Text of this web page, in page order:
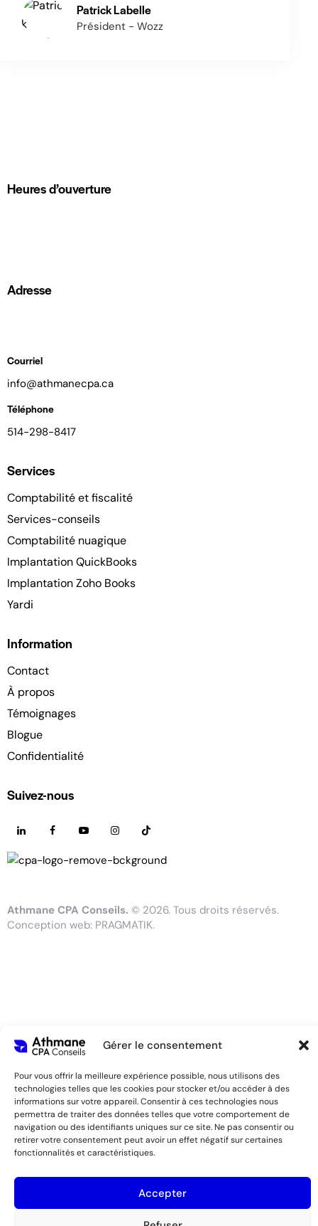
Gérer le consentement
Pour vous offrir la meilleure expérience possible, nous utilisons des
technologies telles que les cookies pour stocker et/ou accéder à des
informations sur votre appareil. Consentir à ces technologies nous
permettra de traiter des données telles que votre comportement de
navigation ou des identifiants uniques sur ce site. Ne pas consentir ou
retirer votre consentement peut avoir un effet négatif sur certaines
fonctionnalités et caractéristiques.
Accepter
Patrick Labelle
Président - Wozz
Heures d’ouverture
Adresse
Courriel
info@athmanecpa.ca
Téléphone
514-298-8417
Services
Comptabilité et fiscalité
Services-conseils
Comptabilité nuagique
Implantation QuickBooks
Implantation Zoho Books
Yardi
Information
Contact
À propos
Témoignages
Blogue
Confidentialité
Suivez-nous
Athmane CPA Conseils. © 2026. Tous droits réservés.
Conception web: PRAGMATIK.
Optimized by Seraphinite Accelerator